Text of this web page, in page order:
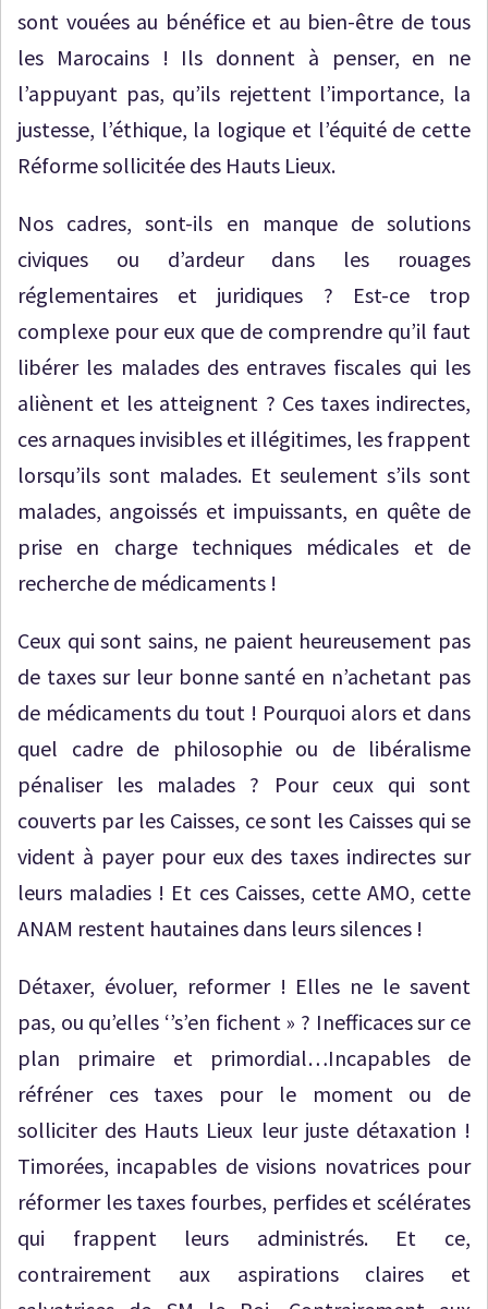
sont vouées au bénéfice et au bien-être de tous
les Marocains ! Ils donnent à penser, en ne
l’appuyant pas, qu’ils rejettent l’importance, la
justesse, l’éthique, la logique et l’équité de cette
Réforme sollicitée des Hauts Lieux.
Nos cadres, sont-ils en manque de solutions
civiques ou d’ardeur dans les rouages
réglementaires et juridiques ? Est-ce trop
complexe pour eux que de comprendre qu’il faut
libérer les malades des entraves fiscales qui les
aliènent et les atteignent ? Ces taxes indirectes,
ces arnaques invisibles et illégitimes, les frappent
lorsqu’ils sont malades. Et seulement s’ils sont
malades, angoissés et impuissants, en quête de
prise en charge techniques médicales et de
recherche de médicaments !
Ceux qui sont sains, ne paient heureusement pas
de taxes sur leur bonne santé en n’achetant pas
de médicaments du tout ! Pourquoi alors et dans
quel cadre de philosophie ou de libéralisme
pénaliser les malades ? Pour ceux qui sont
couverts par les Caisses, ce sont les Caisses qui se
vident à payer pour eux des taxes indirectes sur
leurs maladies ! Et ces Caisses, cette AMO, cette
ANAM restent hautaines dans leurs silences !
Détaxer, évoluer, reformer ! Elles ne le savent
pas, ou qu’elles ‘’s’en fichent » ? Inefficaces sur ce
plan primaire et primordial…Incapables de
réfréner ces taxes pour le moment ou de
solliciter des Hauts Lieux leur juste détaxation !
Timorées, incapables de visions novatrices pour
réformer les taxes fourbes, perfides et scélérates
qui frappent leurs administrés. Et ce,
contrairement aux aspirations claires et